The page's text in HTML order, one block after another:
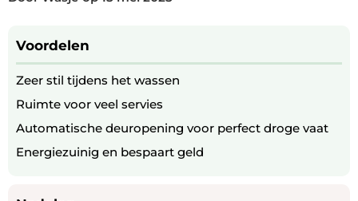
Voordelen
Zeer stil tijdens het wassen
Ruimte voor veel servies
Automatische deuropening voor perfect droge vaat
Energiezuinig en bespaart geld